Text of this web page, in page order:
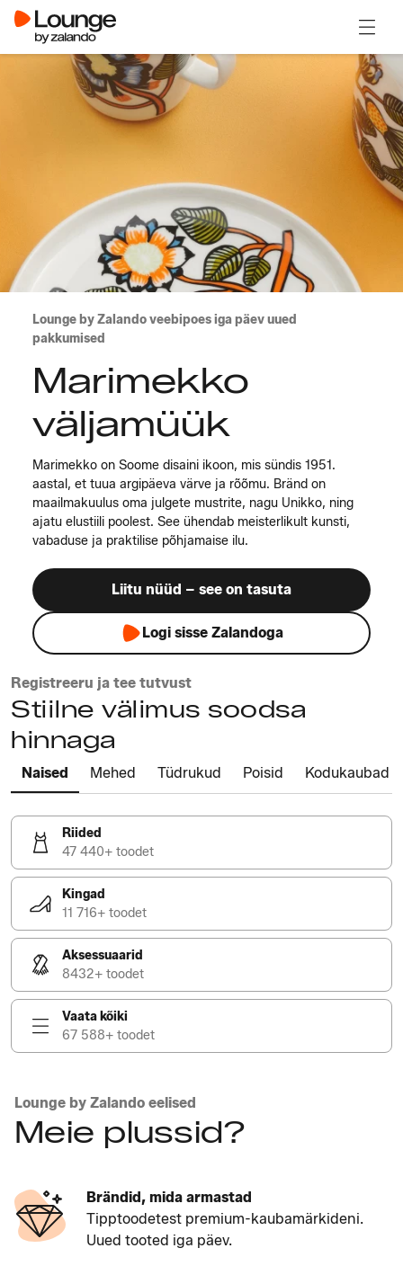
Lounge by Zalando veebipoes iga päev uued
pakkumised
Marimekko
väljamüük
Marimekko on Soome disaini ikoon, mis sündis 1951.
aastal, et tuua argipäeva värve ja rõõmu. Bränd on
maailmakuulus oma julgete mustrite, nagu Unikko, ning
ajatu elustiili poolest. See ühendab meisterlikult kunsti,
vabaduse ja praktilise põhjamaise ilu.
Liitu nüüd – see on tasuta
Logi sisse Zalandoga
Registreeru ja tee tutvust
Stiilne välimus soodsa
hinnaga
Naised Mehed Tüdrukud Poisid Kodukaubad
Riided
47 440+ toodet
Kingad
11 716+ toodet
Aksessuaarid
8432+ toodet
Vaata kõiki
67 588+ toodet
Lounge by Zalando eelised
Meie plussid?
Brändid, mida armastad
Tipptoodetest premium-kaubamärkideni.
Uued tooted iga päev.